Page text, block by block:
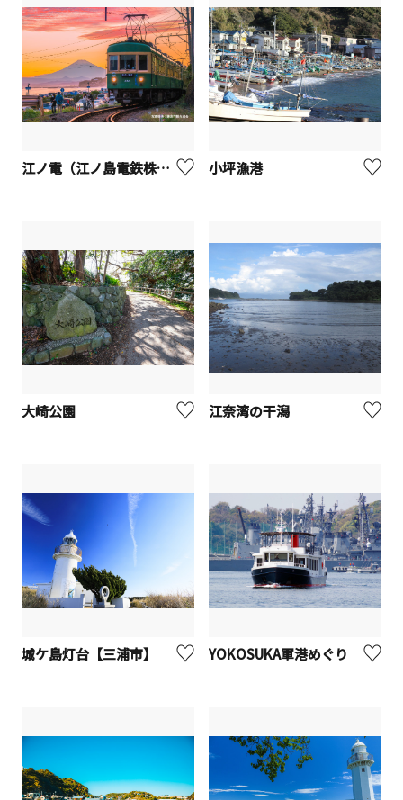
江ノ電（江ノ島電鉄株式会社） 小坪漁港
大崎公園 江奈湾の干潟
城ケ島灯台【三浦市】 YOKOSUKA軍港めぐり